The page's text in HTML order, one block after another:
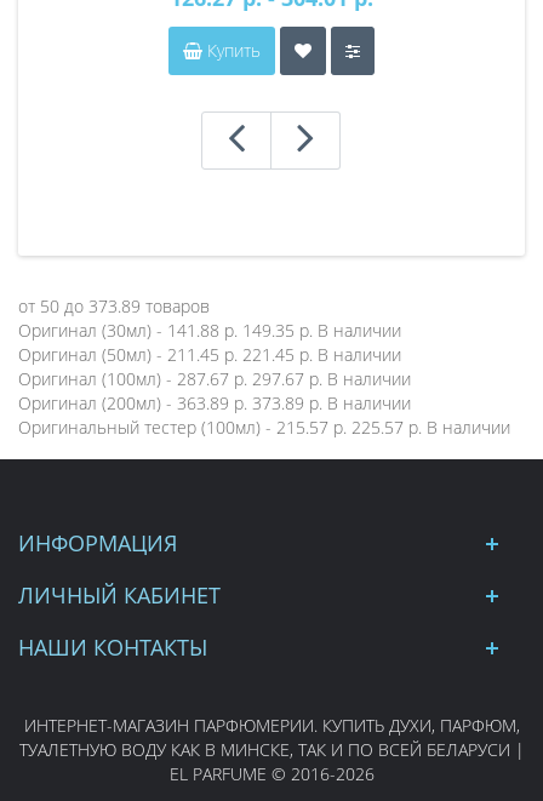
Купить
от 50 до 373.89 товаров
Оригинал (30мл) - 141.88 р. 149.35 р. В наличии
Оригинал (50мл) - 211.45 р. 221.45 р. В наличии
Оригинал (100мл) - 287.67 р. 297.67 р. В наличии
Оригинал (200мл) - 363.89 р. 373.89 р. В наличии
Оригинальный тестер (100мл) - 215.57 р. 225.57 р. В наличии
ИНФОРМАЦИЯ
ЛИЧНЫЙ КАБИНЕТ
НАШИ КОНТАКТЫ
ИНТЕРНЕТ-МАГАЗИН ПАРФЮМЕРИИ. КУПИТЬ ДУХИ, ПАРФЮМ,
ТУАЛЕТНУЮ ВОДУ КАК В МИНСКЕ, ТАК И ПО ВСЕЙ БЕЛАРУСИ |
EL PARFUME © 2016-2026